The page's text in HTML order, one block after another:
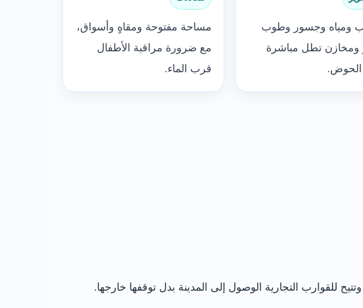
ومياه وجسور وطوب
ومخازن تطل مباشرة
مساحة مفتوحة ومقاهٍ وأسواق،
مع ضرورة مراقبة الأطفال
قرب الماء.